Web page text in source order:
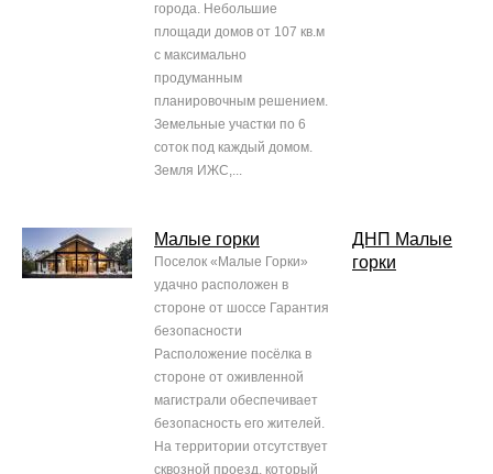
города. Небольшие
площади домов от 107 кв.м
с максимально
продуманным
планировочным решением.
Земельные участки по 6
соток под каждый домом.
Земля ИЖС,...
Малые горки
Поселок «Малые Горки»
удачно расположен в
стороне от шоссе Гарантия
безопасности
Расположение посёлка в
стороне от оживленной
магистрали обеспечивает
безопасность его жителей.
На территории отсутствует
сквозной проезд, который
ДНП Малые
горки